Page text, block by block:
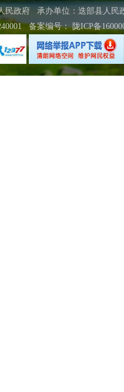
民政府 承办单位：迭部县人民
备案编号： 陇ICP备